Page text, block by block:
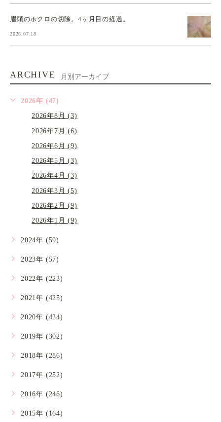
眉頭のホクロの切除。4ヶ月目の経過。
2026.07.18
ARCHIVE 月別アーカイブ
2026年 (47)
2026年8月 (3)
2026年7月 (6)
2026年6月 (9)
2026年5月 (3)
2026年4月 (3)
2026年3月 (5)
2026年2月 (9)
2026年1月 (9)
2024年 (59)
2023年 (57)
2022年 (223)
2021年 (425)
2020年 (424)
2019年 (302)
2018年 (286)
2017年 (252)
2016年 (246)
2015年 (164)